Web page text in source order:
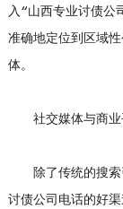
入“山西专业讨债公
准确地定位到区域
体。
社交媒体与商业
除了传统的搜索
讨债公司电话的好